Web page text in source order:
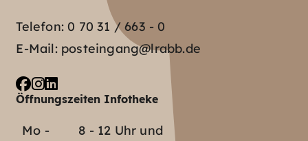
Telefon:0 70 31 / 663 - 0
E-Mail: posteingang@lrabb.de
Öffnungszeiten Infotheke
Mo -
8 - 12 Uhr und